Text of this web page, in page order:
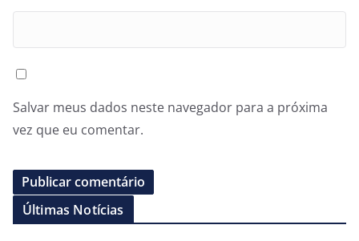
Salvar meus dados neste navegador para a próxima
vez que eu comentar.
Últimas Notícias